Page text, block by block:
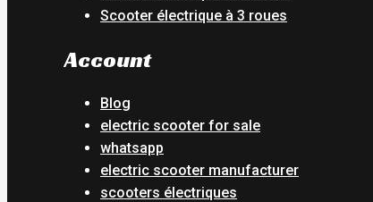
Scooter électrique à 3 roues
Account
Blog
electric scooter for sale
whatsapp
electric scooter manufacturer
scooters électriques